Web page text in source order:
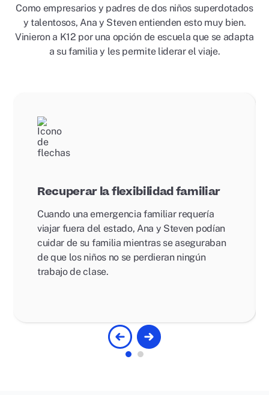
Como empresarios y padres de dos niños superdotados
y talentosos, Ana y Steven entienden esto muy bien.
Vinieron a K12 por una opción de escuela que se adapta
a su familia y les permite liderar el viaje.
Recuperar la flexibilidad familiar
Cuando una emergencia familiar requería
viajar fuera del estado, Ana y Steven podían
cuidar de su familia mientras se aseguraban
de que los niños no se perdieran ningún
trabajo de clase.